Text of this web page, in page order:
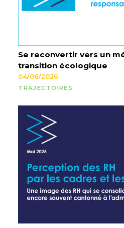
Se reconvertir vers un
transition écologique
04/06/2026
TRAJECTOIRES